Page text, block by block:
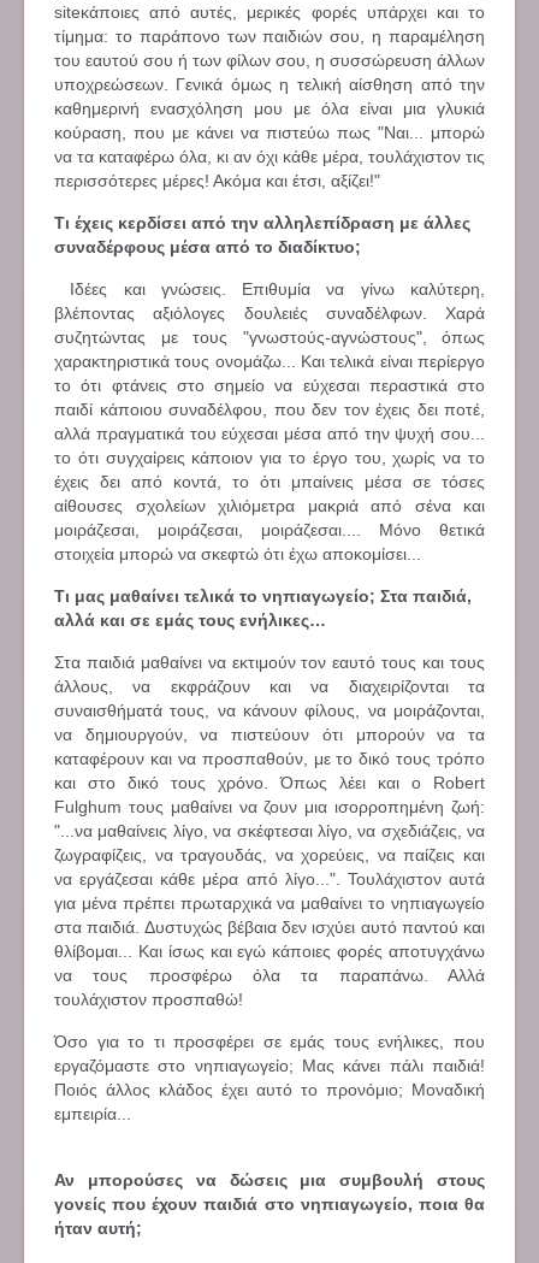
siteκάποιες από αυτές, μερικές φορές υπάρχει και το
τίμημα: το παράπονο των παιδιών σου, η παραμέληση
του εαυτού σου ή των φίλων σου, η συσσώρευση άλλων
υποχρεώσεων. Γενικά όμως η τελική αίσθηση από την
καθημερινή ενασχόληση μου με όλα είναι μια γλυκιά
κούραση, που με κάνει να πιστεύω πως "Ναι... μπορώ
να τα καταφέρω όλα, κι αν όχι κάθε μέρα, τουλάχιστον τις
περισσότερες μέρες! Ακόμα και έτσι, αξίζει!"
Τι έχεις κερδίσει από την αλληλεπίδραση με άλλες
συναδέρφους μέσα από το διαδίκτυο;
Ιδέες και γνώσεις. Επιθυμία να γίνω καλύτερη,
βλέποντας αξιόλογες δουλειές συναδέλφων. Χαρά
συζητώντας με τους "γνωστούς-αγνώστους", όπως
χαρακτηριστικά τους ονομάζω... Και τελικά είναι περίεργο
το ότι φτάνεις στο σημείο να εύχεσαι περαστικά στο
παιδί κάποιου συναδέλφου, που δεν τον έχεις δει ποτέ,
αλλά πραγματικά του εύχεσαι μέσα από την ψυχή σου...
το ότι συγχαίρεις κάποιον για το έργο του, χωρίς να το
έχεις δει από κοντά, το ότι μπαίνεις μέσα σε τόσες
αίθουσες σχολείων χιλιόμετρα μακριά από σένα και
μοιράζεσαι, μοιράζεσαι, μοιράζεσαι.... Μόνο θετικά
στοιχεία μπορώ να σκεφτώ ότι έχω αποκομίσει...
Τι μας μαθαίνει τελικά το νηπιαγωγείο; Στα παιδιά,
αλλά και σε εμάς τους ενήλικες…
Στα παιδιά μαθαίνει να εκτιμούν τον εαυτό τους και τους
άλλους, να εκφράζουν και να διαχειρίζονται τα
συναισθήματά τους, να κάνουν φίλους, να μοιράζονται,
να δημιουργούν, να πιστεύουν ότι μπορούν να τα
καταφέρουν και να προσπαθούν, με το δικό τους τρόπο
και στο δικό τους χρόνο. Όπως λέει και ο Robert
Fulghum τους μαθαίνει να ζουν μια ισορροπημένη ζωή:
"...να μαθαίνεις λίγο, να σκέφτεσαι λίγο, να σχεδιάζεις, να
ζωγραφίζεις, να τραγουδάς, να χορεύεις, να παίζεις και
να εργάζεσαι κάθε μέρα από λίγο...". Τουλάχιστον αυτά
για μένα πρέπει πρωταρχικά να μαθαίνει το νηπιαγωγείο
στα παιδιά. Δυστυχώς βέβαια δεν ισχύει αυτό παντού και
θλίβομαι... Και ίσως και εγώ κάποιες φορές αποτυγχάνω
να τους προσφέρω όλα τα παραπάνω. Αλλά
τουλάχιστον προσπαθώ!
Όσο για το τι προσφέρει σε εμάς τους ενήλικες, που
εργαζόμαστε στο νηπιαγωγείο; Μας κάνει πάλι παιδιά!
Ποιός άλλος κλάδος έχει αυτό το προνόμιο; Μοναδική
εμπειρία...
Αν μπορούσες να δώσεις μια συμβουλή στους
γονείς που έχουν παιδιά στο νηπιαγωγείο, ποια θα
ήταν αυτή;